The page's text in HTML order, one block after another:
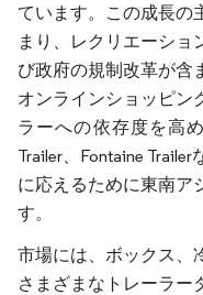
ています。この成長の
まり、レクリエーショ
び政府の規制改革が含
オンラインショッピン
ラーへの依存度を高
Trailer、Fontaine
に応えるために東南ア
す。
市場には、ボックス、
さまざまなトレーラー